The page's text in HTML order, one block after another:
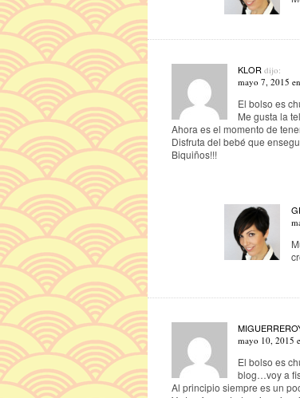
KLOR dijo:
mayo 7, 2015
El bolso es
Me gusta la
Ahora es el momento de
Disfruta del bebé que
Biquiños!!!
mayo 10, 2015
El bolso es
blog…voy a
Al principio siempre es un